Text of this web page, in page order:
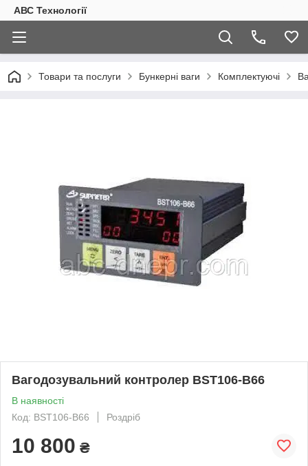
АВС Технології
Товари та послуги Бункерні ваги Комплектуючі
Вагодозувальний контролер BST106-B66
В наявності
Код: BST106-B66
Роздріб
10 800 ₴